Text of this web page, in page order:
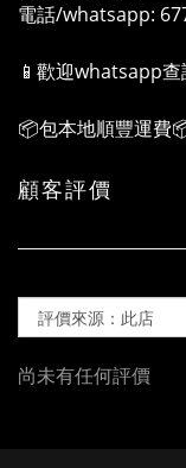
電話/whatsapp:
📱歡迎whatsapp查
📦包本地順豐運費
顧客評價
尚未有任何評價